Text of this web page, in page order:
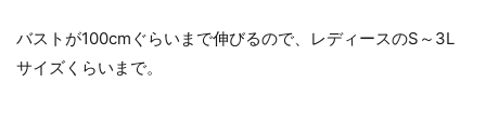
バストが100cmぐらいまで伸びるので、レディースのS～3L
サイズくらいまで。